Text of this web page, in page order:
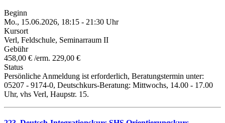
Beginn
Mo., 15.06.2026, 18:15 - 21:30 Uhr
Kursort
Verl, Feldschule, Seminarraum II
Gebühr
458,00 € /erm. 229,00 €
Status
Persönliche Anmeldung ist erforderlich, Beratungstermin unter:
05207 - 9174-0, Deutschkurs-Beratung: Mittwochs, 14.00 - 17.00
Uhr, vhs Verl, Haupstr. 15.